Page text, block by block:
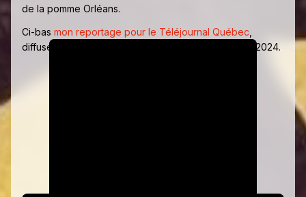
de la pomme Orléans.
Ci-bas mon reportage pour le Téléjournal Québec
diffusé sur les ondes de Radio-Canada à l’automne 2024.